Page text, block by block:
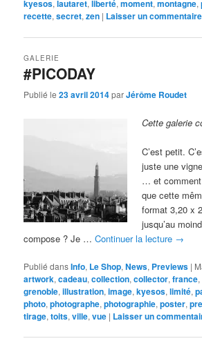
kyesos,lautaret,liberté,moment,montagne,
recette,secret,zen | Laisser un commentaire
#PICODAY
GALERIE
Publié le23 avril 2014parJérôme Roudet
Cette galerie
C’est petit.
juste une
… et comment
que cette
format 3,20 x
jusqu’au
compose ? Je …Continuer la lecture →
Publié dansInfo, Le Shop,News, Previews |
artwork,cadeau,collection,collector,france,
grenoble,illustration,image,kyesos,limité,
photo,photographe,photographie,poster,
tirage,toits,ville,vue | Laisser un